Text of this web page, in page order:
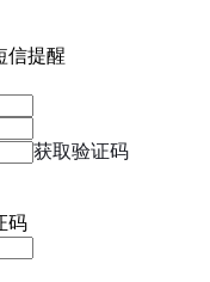
信提醒
获取验证码
码